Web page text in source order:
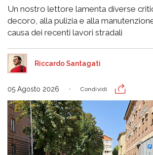
Un nostro lettore lamenta diverse
decoro, alla pulizia e alla
causa dei recenti lavori stradali
Riccardo Santagati
05 Agosto 2026 Condividi